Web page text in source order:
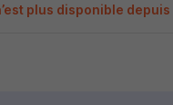
plus disponible